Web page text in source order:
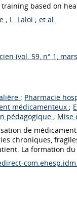
training based on
; L. Laloi ;et al.
(vol. 59, n° 1,
; Pharmacie
médicamenteux ;
pédagogique ; Mise
de
chroniques,
La formation